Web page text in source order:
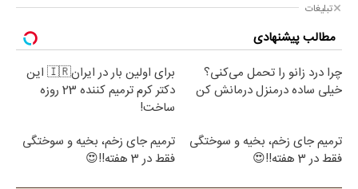
تبلیغات
مطالب پیشنهادی
چرا درد زانو را تحمل می‌کنی؟
خیلی ساده درمنزل درمانش کن
برای اولین بار در ایران🇮🇷 این
دکتر کرم ترمیم کننده 23 روزه
ساخت!
ترمیم جای زخم، بخیه و سوختگی
فقط در 3 هفته!!😍
ترمیم جای زخم، بخیه و سوختگی
فقط در 3 هفته!!😍